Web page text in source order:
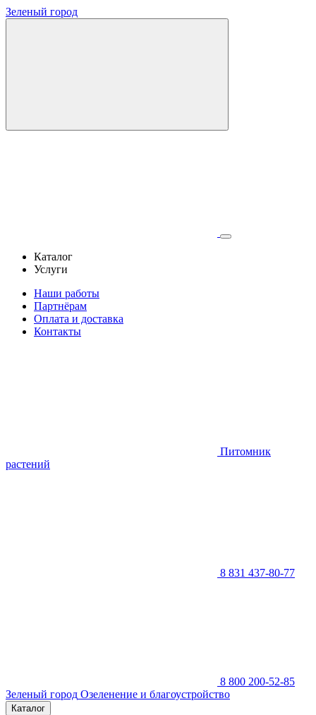
Зеленый город
Каталог
Услуги
Наши работы
Партнёрам
Оплата и доставка
Контакты
Питомник
растений
8 831 437-80-77
8 800 200-52-85
Зеленый город Озеленение и благоустройство
Каталог